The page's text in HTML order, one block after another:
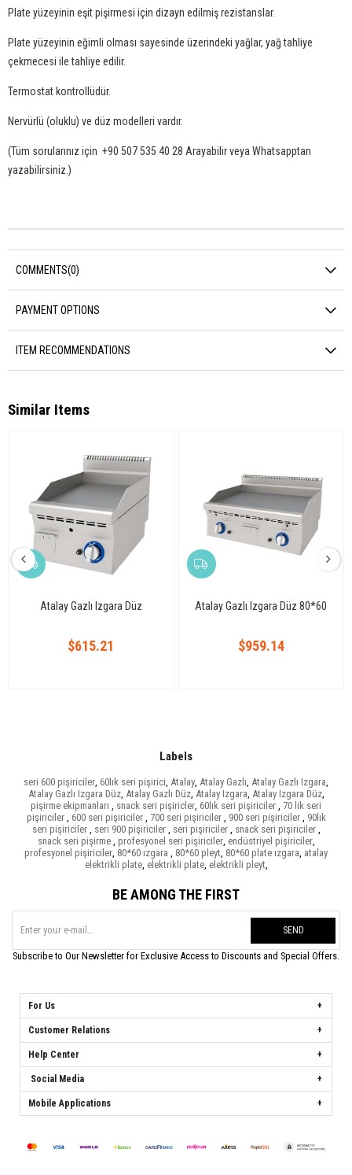
Plate yüzeyinin eşit pişirmesi için dizayn edilmiş rezistanslar.
Plate yüzeyinin eğimli olması sayesinde üzerindeki yağlar, yağ tahliye
çekmecesi ile tahliye edilir.
Termostat kontrollüdür.
Nervürlü (oluklu) ve düz modelleri vardır.
(Tüm sorularınız için +90 507 535 40 28 Arayabilir veya Whatsapptan
yazabilirsiniz.)
COMMENTS(0)
PAYMENT OPTIONS
ITEM RECOMMENDATIONS
Similar Items
Atalay Gazlı Izgara Düz
$615.21
Atalay Gazlı Izgara Düz 80*60
$959.14
Labels
seri 600 pişiriciler 60lık seri pişirici Atalay Atalay Gazlı Atalay Gazlı Izgara
Atalay Gazlı Izgara Düz, Atalay Gazlı Düz, Atalay Izgara Atalay Izgara Düz,
pişirme ekipmanları
snack seri pişiricler 60lık seri pişiriciler 70 lik seri
pişiriciler
600 seri pişiriciler 700 seri pişiriciler 900 seri pişiriciler
90lık
seri pişiriciler
seri 900 pişiriciler seri pişiriciler snack seri pişiriciler
snack seri pişirme profesyonel seri pişiriciler, endüstriyel pişiriciler,
profesyonel pişiriciler 80*60 ızgara 80*60 pleyt 80*60 plate ızgara atalay
elektrikli plate, elektrikli plate, elektrikli pleyt
BE AMONG THE FIRST
SEND
Subscribe to Our Newsletter for Exclusive Access to Discounts and Special Offers.
For Us
Customer Relations
Help Center
Social Media
Mobile Applications